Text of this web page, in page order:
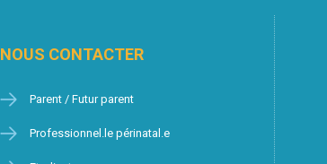
NOUS CONTACTER
Parent / Futur parent
Professionnel.le périnatal.e